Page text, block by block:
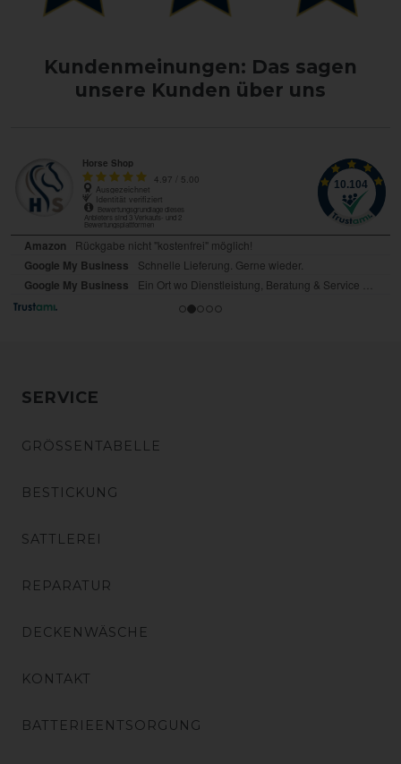
Kundenmeinungen: Das sagen
unsere Kunden über uns
SERVICE
GRÖSSENTABELLE
BESTICKUNG
SATTLEREI
REPARATUR
DECKENWÄSCHE
KONTAKT
BATTERIEENTSORGUNG